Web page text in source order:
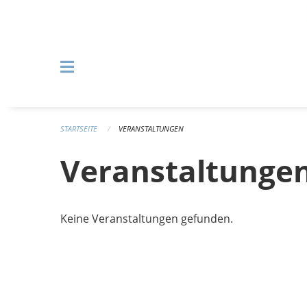
STARTSEITE VERANSTALTUNGEN
Keine Veranstaltungen gefunden.